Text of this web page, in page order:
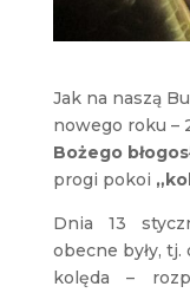
Jak na naszą
nowego roku –
Bożego
progi pokoi
Dnia 13
obecne były, tj.
kolęda –